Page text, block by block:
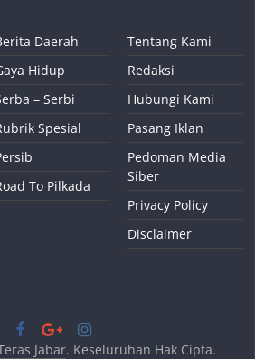
Daerah
Hidup
– Serbi
Spesial
To Pilkada
Tentang Kami
Redaksi
Hubungi Kami
Pasang Iklan
Pedoman Media
Siber
Privacy Policy
Disclaimer
Jabar. Keseluruhan Hak Cipta.